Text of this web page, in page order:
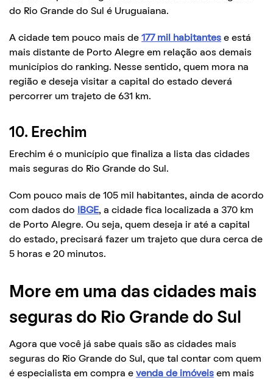
do Rio Grande do Sul é Uruguaiana.
A cidade tem pouco mais de 177 mil habitantes e está
mais distante de Porto Alegre em relação aos demais
municípios do ranking. Nesse sentido, quem mora na
região e deseja visitar a capital do estado deverá
percorrer um trajeto de 631 km.
10. Erechim
Erechim é o município que finaliza a lista das cidades
mais seguras do Rio Grande do Sul.
Com pouco mais de 105 mil habitantes, ainda de acordo
com dados do
IBGE, a cidade fica localizada a 370 km
de Porto Alegre. Ou seja, quem deseja ir até a capital
do estado, precisará fazer um trajeto que dura cerca de
5 horas e 20 minutos.
More em uma das cidades mais
seguras do Rio Grande do Sul
Agora que você já sabe quais são as cidades mais
seguras do Rio Grande do Sul, que tal contar com quem
é especialista em compra e venda de imóveis em mais